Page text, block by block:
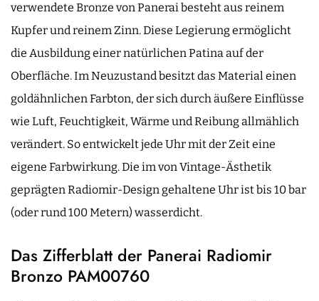
verwendete Bronze von Panerai besteht aus reinem
Kupfer und reinem Zinn. Diese Legierung ermöglicht
die Ausbildung einer natürlichen Patina auf der
Oberfläche. Im Neuzustand besitzt das Material einen
goldähnlichen Farbton, der sich durch äußere Einflüsse
wie Luft, Feuchtigkeit, Wärme und Reibung allmählich
verändert. So entwickelt jede Uhr mit der Zeit eine
eigene Farbwirkung. Die im von Vintage-Ästhetik
geprägten Radiomir-Design gehaltene Uhr ist bis 10 bar
(oder rund 100 Metern) wasserdicht.
Das Zifferblatt der Panerai Radiomir
Bronzo PAM00760